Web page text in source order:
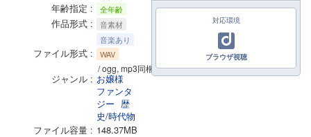
年齢指定
全年齢
作品形式
音素材
音楽あり
ファイル形式 WAV
/ ogg, mp3同梱
ジャンル
お嬢様
ファンタ
ジー 歴
史/時代物
ファイル容量
148.37MB
対応環境
ブラウザ視聴